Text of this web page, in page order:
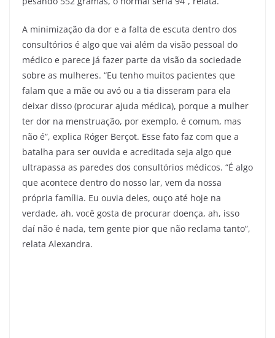
A minimização da dor e a falta de escuta dentro dos
consultórios é algo que vai além da visão pessoal do
médico e parece já fazer parte da visão da sociedade
sobre as mulheres. “Eu tenho muitos pacientes que
falam que a mãe ou avó ou a tia disseram para ela
deixar disso (procurar ajuda médica), porque a mulher
ter dor na menstruação, por exemplo, é comum, mas
não é”, explica Róger Berçot. Esse fato faz com que a
batalha para ser ouvida e acreditada seja algo que
ultrapassa as paredes dos consultórios médicos. “É algo
que acontece dentro do nosso lar, vem da nossa
própria família. Eu ouvia deles, ouço até hoje na
verdade, ah, você gosta de procurar doença, ah, isso
daí não é nada, tem gente pior que não reclama tanto”,
relata Alexandra.